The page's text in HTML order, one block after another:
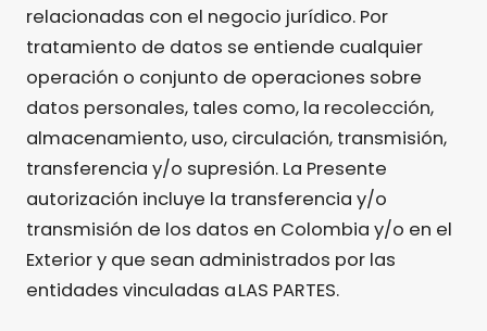
relacionadas con el negocio jurídico. Por
tratamiento de datos se entiende cualquier
operación o conjunto de operaciones sobre
datos personales, tales como, la recolección,
almacenamiento, uso, circulación, transmisión,
transferencia y/o supresión. La Presente
autorización incluye la transferencia y/o
transmisión de los datos en Colombia y/o en el
Exterior y que sean administrados por las
entidades vinculadas a LAS PARTES.